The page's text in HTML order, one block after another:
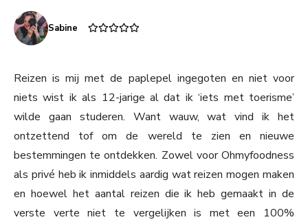
Sabine
Reizen is mij met de paplepel ingegoten en niet voor
niets wist ik als 12-jarige al dat ik ‘iets met toerisme’
wilde gaan studeren. Want wauw, wat vind ik het
ontzettend tof om de wereld te zien en nieuwe
bestemmingen te ontdekken. Zowel voor Ohmyfoodness
als privé heb ik inmiddels aardig wat reizen mogen maken
en hoewel het aantal reizen die ik heb gemaakt in de
verste verte niet te vergelijken is met een 100%